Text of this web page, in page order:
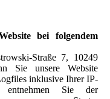
bei folgendem
Straße 7, 10249
Sie unsere Website
inklusive Ihrer IP-
entnehmen Sie der